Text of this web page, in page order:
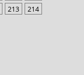
213
214